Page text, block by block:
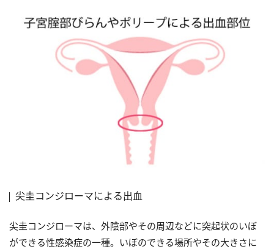
尖圭コンジローマによる出血
尖圭コンジローマは、外陰部やその周辺などに突起状のいぼ
ができる性感染症の一種。いぼのできる場所やその大きさに